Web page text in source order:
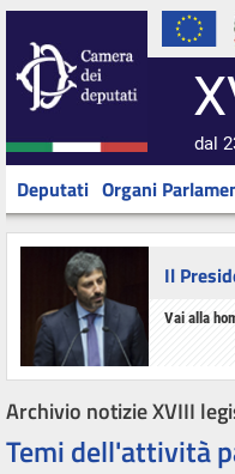
dal
Deputati Organi
Il
Vai alla
Archivio notizie XVIII
Temi dell'attività